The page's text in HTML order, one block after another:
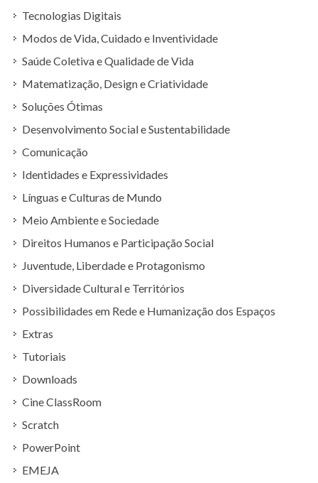
Tecnologias Digitais
Modos de Vida, Cuidado e Inventividade
Saúde Coletiva e Qualidade de Vida
Matematização, Design e Criatividade
Soluções Ótimas
Desenvolvimento Social e Sustentabilidade
Comunicação
Identidades e Expressividades
Línguas e Culturas de Mundo
Meio Ambiente e Sociedade
Direitos Humanos e Participação Social
Juventude, Liberdade e Protagonismo
Diversidade Cultural e Territórios
Possibilidades em Rede e Humanização dos Espaços
Extras
Tutoriais
Downloads
Cine ClassRoom
Scratch
PowerPoint
EMEJA